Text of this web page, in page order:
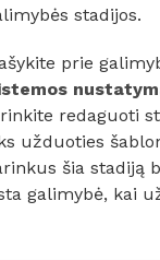
stadijos.
prie
redaguoti
užduoties
šia stadiją
galimybė, kai